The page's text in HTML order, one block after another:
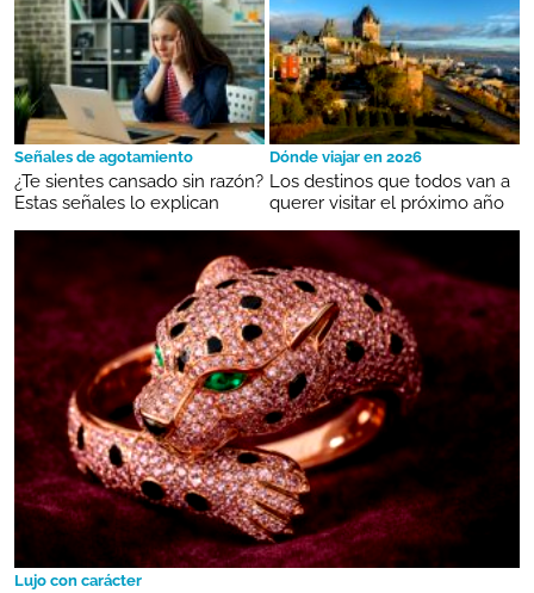
Señales de agotamiento
¿Te sientes cansado sin razón?
Estas señales lo explican
Dónde viajar en 2026
Los destinos que todos van a
querer visitar el próximo año
Lujo con carácter